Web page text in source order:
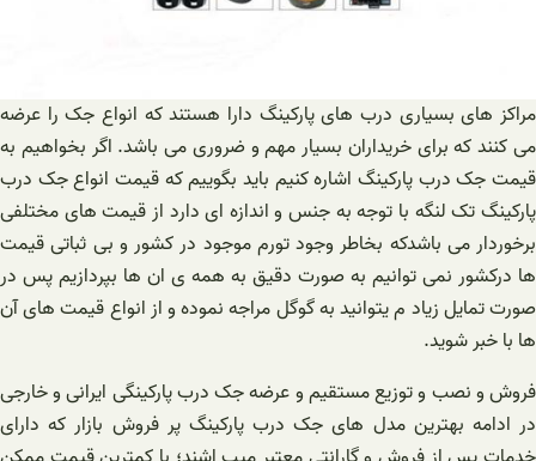
مراکز های بسیاری درب های پارکینگ دارا هستند که انواع جک را عرضه
می کنند که برای خریداران بسیار مهم و ضروری می باشد. اگر بخواهیم به
قیمت جک درب پارکینگ اشاره کنیم باید بگوییم که قیمت انواع جک درب
پارکینگ تک لنگه با توجه به جنس و اندازه ای دارد از قیمت های مختلفی
برخوردار می باشدکه بخاطر وجود تورم موجود در کشور و بی ثباتی قیمت
ها درکشور نمی توانیم به صورت دقیق به همه ی ان ها بپردازیم پس در
صورت تمایل زیاد م یتوانید به گوگل مراجه نموده و از انواع قیمت های آن
ها با خبر شوید.
فروش و نصب و توزیع مستقیم و عرضه جک درب پارکینگی ایرانی و خارجی
در ادامه بهترین مدل های جک درب پارکینگ پر فروش بازار که دارای